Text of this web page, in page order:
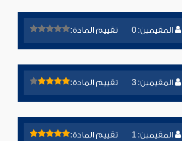
المقيمين: 0 تقييم المادة:
المقيمين: 3 تقييم المادة:
المقيمين: 1 تقييم المادة: